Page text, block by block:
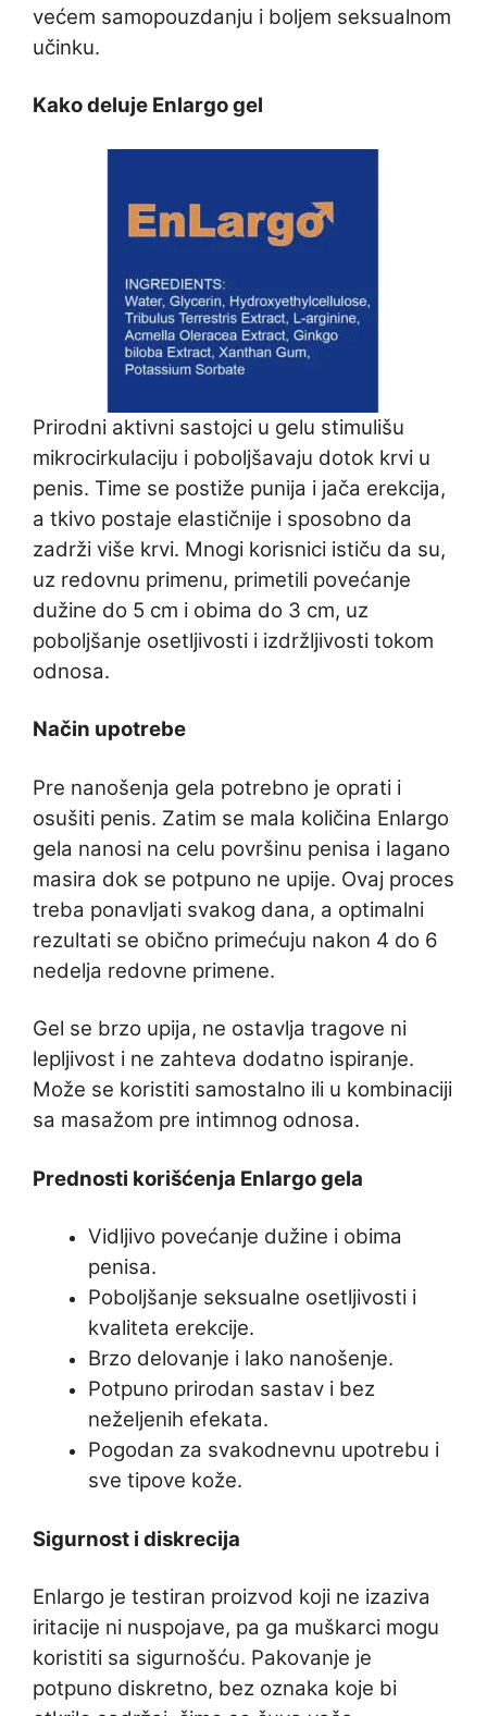
većem samopouzdanju i boljem seksualnom
učinku.
Kako deluje Enlargo gel
Prirodni aktivni sastojci u gelu stimulišu
mikrocirkulaciju i poboljšavaju dotok krvi u
penis. Time se postiže punija i jača erekcija,
a tkivo postaje elastičnije i sposobno da
zadrži više krvi. Mnogi korisnici ističu da su,
uz redovnu primenu, primetili povećanje
dužine do 5 cm i obima do 3 cm, uz
poboljšanje osetljivosti i izdržljivosti tokom
odnosa.
Način upotrebe
Pre nanošenja gela potrebno je oprati i
osušiti penis. Zatim se mala količina Enlargo
gela nanosi na celu površinu penisa i lagano
masira dok se potpuno ne upije. Ovaj proces
treba ponavljati svakog dana, a optimalni
rezultati se obično primećuju nakon 4 do 6
nedelja redovne primene.
Gel se brzo upija, ne ostavlja tragove ni
lepljivost i ne zahteva dodatno ispiranje.
Može se koristiti samostalno ili u kombinaciji
sa masažom pre intimnog odnosa.
Prednosti korišćenja Enlargo gela
Vidljivo povećanje dužine i obima
penisa.
Poboljšanje seksualne osetljivosti i
kvaliteta erekcije.
Brzo delovanje i lako nanošenje.
Potpuno prirodan sastav i bez
neželjenih efekata.
Pogodan za svakodnevnu upotrebu i
sve tipove kože.
Sigurnost i diskrecija
Enlargo je testiran proizvod koji ne izaziva
iritacije ni nuspojave, pa ga muškarci mogu
koristiti sa sigurnošću. Pakovanje je
potpuno diskretno, bez oznaka koje bi